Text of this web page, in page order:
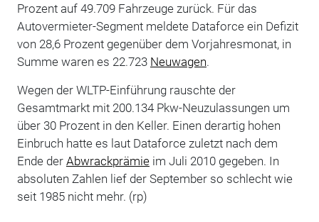
Prozent auf 49.709 Fahrzeuge zurück. Für das
Autovermieter-Segment meldete Dataforce ein Defizit
von 28,6 Prozent gegenüber dem Vorjahresmonat, in
Summe waren es 22.723 Neuwagen.
Wegen der WLTP-Einführung rauschte der
Gesamtmarkt mit 200.134 Pkw-Neuzulassungen um
über 30 Prozent in den Keller. Einen derartig hohen
Einbruch hatte es laut Dataforce zuletzt nach dem
Ende der Abwrackprämieim Juli 2010 gegeben. In
absoluten Zahlen lief der September so schlecht wie
seit 1985 nicht mehr. (rp)